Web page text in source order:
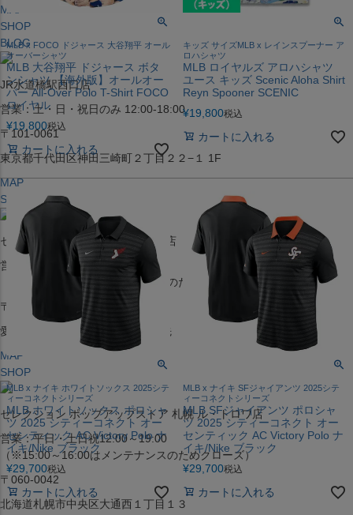
MAP
SHOP
BLOG
JR水道橋駅西口店
営業：土・日・祝日のみ 12:00-18:00
〒101-0061
東京都千代田区神田三崎町２丁目２２−１ 1F
MAP
SHOP
セレクション名古屋エスカ地下街店
営業：平日・土日祝12:00～19:00
（※15:00～16:00はメンテナンスのためクローズ）
〒453-0015
愛知県名古屋市中村区椿町６−９先
MAP
SHOP
セレクション ポップアップストア 札幌 ル・トロワ店
営業：平日・土日祝12:00～19:00
（※15:00～16:00はメンテナンスのためクローズ）
〒060-0042
北海道札幌市中央区大通西１丁目１３
MLB x FOCO ドジャース 大谷翔平 オール
オーバーシャツ
MLB 大谷翔平 ドジャース ボタ
ンシャツ 【海外版】オールオー
バー All-Over Polo T-Shirt FOCO
ロイヤル
¥19,800税込
カートに入れる
キッズ サイズMLB x レインスプーナー ア
ロハシャツ
MLB ロイヤルズ アロハシャツ
ユース キッズ Scenic Aloha Shirt
Reyn Spooner SCENIC
¥19,800税込
カートに入れる
MLB x ナイキ ホワイトソックス 2025シテ
ィーコネクトシリーズ
MLB ホワイトソックス ポロシャ
ツ 2025 シティーコネクト オー
センティック AC Victory Polo ナ
イキ/Nike ブラック
¥29,700税込
カートに入れる
MLB x ナイキ SFジャイアンツ 2025シテ
ィーコネクトシリーズ
MLB SFジャイアンツ ポロシャ
ツ 2025 シティーコネクト オー
センティック AC Victory Polo ナ
イキ/Nike ブラック
¥29,700税込
カートに入れる